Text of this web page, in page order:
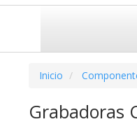
Inicio
Grabadoras